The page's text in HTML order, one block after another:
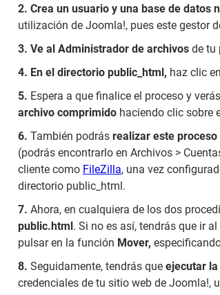
Crea un usuario y una base de datos
utilización de Joomla!, pues este gestor
Ve al Administrador de archivos de tu
En el directorio public_html, haz clic en
Espera a que finalice el proceso y
archivo comprimido haciendo clic sobre
También podrás realizar este
(podrás encontrarlo en Archivos >
cliente como FileZilla, una vez
directorio public_html.
Ahora, en cualquiera de los dos
public.html. Si no es así, tendrás que ir
pulsar en la función Mover,
Seguidamente, tendrás que ejecutar
credenciales de tu sitio web de Joomla!,